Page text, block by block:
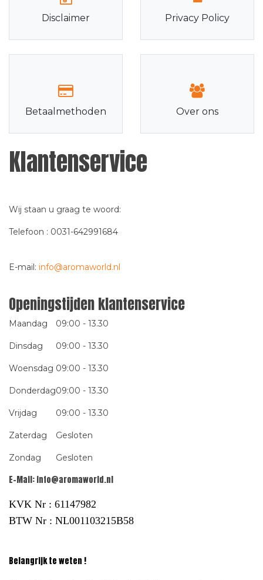
Disclaimer Privacy Policy
Betaalmethoden Over ons
Klantenservice
Wij staan u graag te woord:
Telefoon : 0031-642991684
E-mail: info@aromaworld.nl
Openingstijden klantenservice
Maandag 09:00 - 13.30
Dinsdag 09:00 - 13.30
Woensdag 09:00 - 13.30
Donderdag09:00 - 13.30
Vrijdag 09:00 - 13.30
Zaterdag Gesloten
Zondag Gesloten
E-Mail:info@aromaworld.nl
KVK Nr : 61147982
BTW Nr : NL001103215B58
Belangrijk te weten !